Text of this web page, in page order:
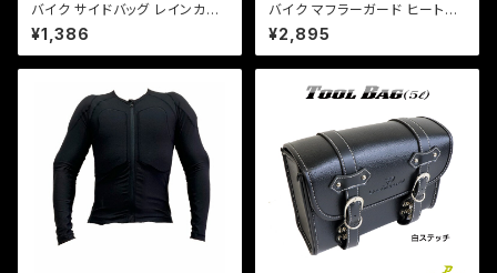
バイク サイドバッグ レインカバ
ー 雨具 アジャスター付 470×3
00×150mm 【Dream-Japan
製】【クリックポスト】
¥1,386
バイク マフラーガード ヒートガ
ード 湾曲タイプ 【ブラック】マフ
ラー 火傷防止 カスタム バンド
取り付けサイズ40〜65mm/a3
¥2,895